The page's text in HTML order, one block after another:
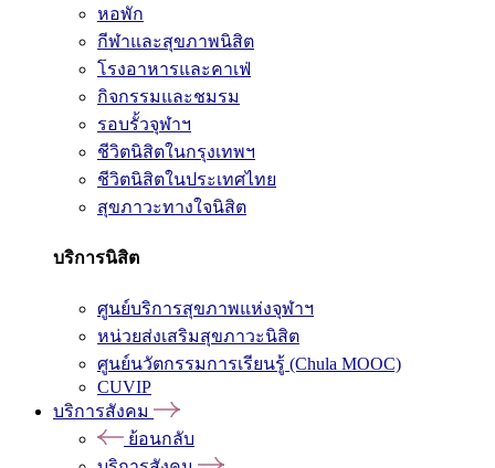
หอพัก
กีฬาและสุขภาพนิสิต
โรงอาหารและคาเฟ่
กิจกรรมและชมรม
รอบรั้วจุฬาฯ
ชีวิตนิสิตในกรุงเทพฯ
ชีวิตนิสิตในประเทศไทย
สุขภาวะทางใจนิสิต
บริการนิสิต
ศูนย์บริการสุขภาพแห่งจุฬาฯ
หน่วยส่งเสริมสุขภาวะนิสิต
ศูนย์นวัตกรรมการเรียนรู้ (Chula MOOC)
CUVIP
บริการสังคม
ย้อนกลับ